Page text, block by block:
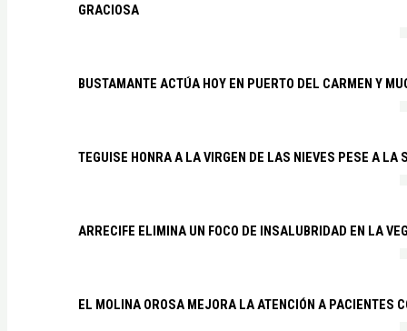
GRACIOSA
BUSTAMANTE ACTÚA HOY EN PUERTO DEL CARMEN Y
TEGUISE HONRA A LA VIRGEN DE LAS NIEVES PESE A LA
ARRECIFE ELIMINA UN FOCO DE INSALUBRIDAD EN LA
EL MOLINA OROSA MEJORA LA ATENCIÓN A PACIENTES